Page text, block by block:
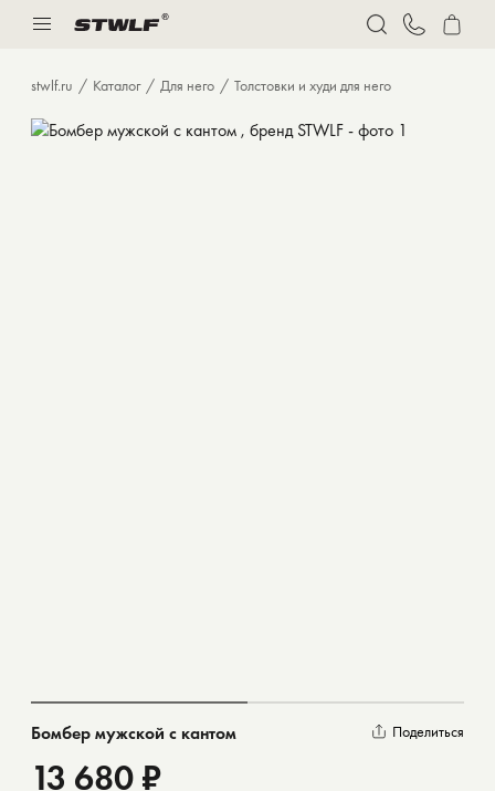
Спорт
Костюмы
Толстовки и худи
stwlf.ru Каталог Для него Толстовки и худи для него
Поделиться
Бомбер мужской с кантом
13 680 ₽